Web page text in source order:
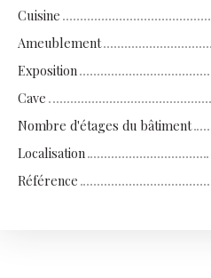
Cuisine
Ameublement
Exposition
Cave
Nombre d'étages du bâtiment
Localisation
Référence